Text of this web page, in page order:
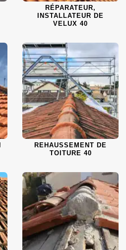
RÉPARATEUR,
INSTALLATEUR DE
VELUX 40
REHAUSSEMENT DE
TOITURE 40